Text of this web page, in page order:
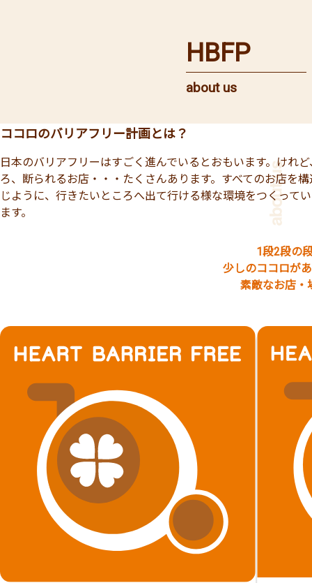
HBFP
about us
ココロのバリアフリー計画とは？
日本のバリアフリーはすごく進んでいるとおもいます。けれ
ろ、断られるお店・・・たくさんあります。すべてのお店を
じように、行きたいところへ出て行ける様な環境をつくって
ます。
1段2段の
少しのココロが
素敵なお店・